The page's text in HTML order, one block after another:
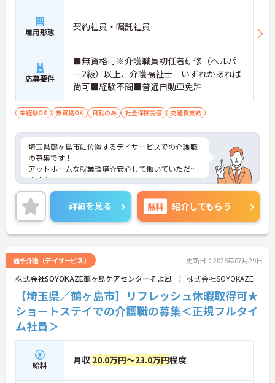
雇用形態 契約社員・嘱託社員
応募要件
■無資格可※介護職員初任者研修（ヘルパ
ー2級）以上、介護福祉士 いずれかあれば
尚可■経験不問■普通自動車免許
未経験OK 無資格OK 日勤のみ 社会保険完備 交通費支給
埼玉県鶴ヶ島市に位置するデイサービスでの介護職
の募集です！
アットホームな就業環境☆安心して働いていただけ
ます♪
ご興味ある方には、面接対策ポイントなど、さらに
詳細をお話しいたしますのでお気軽にご相談くださ
い。
詳細を見る 無料 紹介してもらう
通所介護（デイサービス） 更新日：2026年07月29日
株式会社SOYOKAZE鶴ヶ島ケアセンターそよ風 株式会社SOYOKAZE
【埼玉県／鶴ヶ島市】リフレッシュ休暇取得可★
ショートステイでの介護職の募集＜正規フルタイ
ム社員＞
給料 月収 20.0万円～23.0万円程度